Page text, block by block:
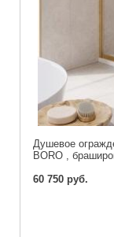
Душевое
BORO ,
60 750 руб.